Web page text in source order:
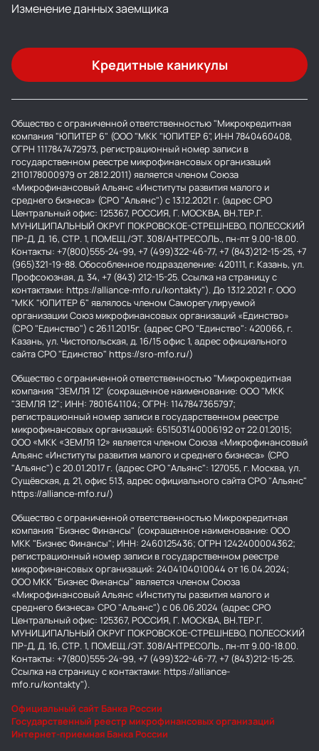
Изменение данных заемщика
Кредитные каникулы
Общество с ограниченной ответственностью "Микрокредитная
компания "ЮПИТЕР 6" (ООО "МКК "ЮПИТЕР 6", ИНН 7840460408,
ОГРН 1117847472973, регистрационный номер записи в
государственном реестре микрофинансовых организаций
2110178000979 от 28.12.2011) является членом Союза
«Микрофинансовый Альянс «Институты развития малого и
среднего бизнеса» (СРО "Альянс") с 13.12.2021 г. (адрес СРО
Центральный офис: 125367, РОССИЯ, Г. МОСКВА, ВН.ТЕР.Г.
МУНИЦИПАЛЬНЫЙ ОКРУГ ПОКРОВСКОЕ-СТРЕШНЕВО, ПОЛЕССКИЙ
ПР-Д, Д. 16, СТР. 1, ПОМЕЩ./ЭТ. 308/АНТРЕСОЛЬ., пн-пт 9.00-18.00.
Контакты: +7(800)555-24-99, +7 (499)322-46-77, +7 (843)212-15-25, +7
(965)321-19-88. Обособленное подразделение: 420111, г. Казань, ул.
Профсоюзная, д. 34, +7 (843) 212-15-25. Ссылка на страницу с
контактами: https://alliance-mfo.ru/kontakty"). До 13.12.2021 г. ООО
"МКК "ЮПИТЕР 6" являлось членом Саморегулируемой
организации Союз микрофинансовых организаций «Единство»
(СРО "Единство") с 26.11.2015г. (адрес СРО "Единство": 420066, г.
Казань, ул. Чистопольская, д. 16/15 офис 1, адрес официального
сайта СРО "Единство" https://sro-mfo.ru/)
Общество с ограниченной ответственностью "Микрокредитная
компания "ЗЕМЛЯ 12" (сокращенное наименование: ООО "МКК
"ЗЕМЛЯ 12"; ИНН: 7801641104; ОГРН: 1147847365797;
регистрационный номер записи в государственном реестре
микрофинансовых организаций: 651503140006192 от 22.01.2015;
ООО «МКК «ЗЕМЛЯ 12» является членом Союза «Микрофинансовый
Альянс «Институты развития малого и среднего бизнеса» (СРО
"Альянс") с 20.01.2017 г. (адрес СРО "Альянс": 127055, г. Москва, ул.
Сущёвская, д. 21, офис 513, адрес официального сайта СРО "Альянс"
https://alliance-mfo.ru/)
Общество с ограниченной ответственностью Микрокредитная
компания "Бизнес Финансы" (сокращенное наименование: ООО
МКК "Бизнес Финансы"; ИНН: 2460125436; ОГРН 1242400004362;
регистрационный номер записи в государственном реестре
микрофинансовых организаций: 2404104010044 от 16.04.2024;
ООО МКК "Бизнес Финансы" является членом Союза
«Микрофинансовый Альянс «Институты развития малого и
среднего бизнеса» СРО "Альянс") с 06.06.2024 (адрес СРО
Центральный офис: 125367, РОССИЯ, Г. МОСКВА, ВН.ТЕР.Г.
МУНИЦИПАЛЬНЫЙ ОКРУГ ПОКРОВСКОЕ-СТРЕШНЕВО, ПОЛЕССКИЙ
ПР-Д, Д. 16, СТР. 1, ПОМЕЩ./ЭТ. 308/АНТРЕСОЛЬ., пн-пт 9.00-18.00.
Контакты: +7(800)555-24-99, +7 (499)322-46-77, +7 (843)212-15-25.
Ссылка на страницу с контактами: https://alliance-
mfo.ru/kontakty").
Официальный сайт Банка России
Государственный реестр микрофинансовых организаций
Интернет-приемная Банка России